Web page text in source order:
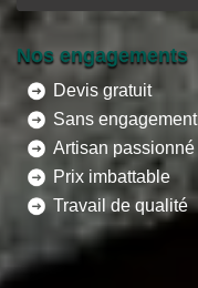
Nos engagements
Devis gratuit
Sans engagement
Artisan passionné
Prix imbattable
Travail de qualité